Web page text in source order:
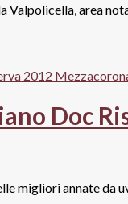
Valpolicella, area
Doc
migliori annate da